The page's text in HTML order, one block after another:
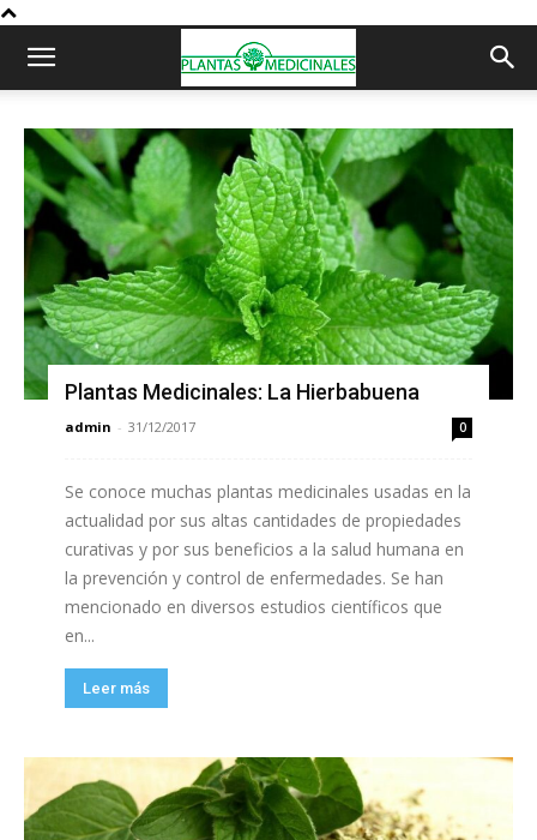
Plantas Medicinales: La Hierbabuena
admin - 31/12/2017 0
Se conoce muchas plantas medicinales usadas en la
actualidad por sus altas cantidades de propiedades
curativas y por sus beneficios a la salud humana en
la prevención y control de enfermedades. Se han
mencionado en diversos estudios científicos que
en...
Leer más